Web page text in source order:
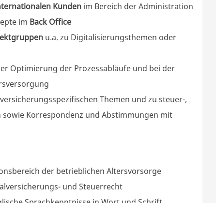
Kunden im Bereich der Administration
im Back Office
u.a. zu Digitalisierungsthemen oder
Optimierung der Prozessabläufe und bei der
versicherungsspezifischen Themen und zu steuer-,
Korrespondenz und Abstimmungen mit
der betrieblichen Altersvorsorge
und Steuerrecht